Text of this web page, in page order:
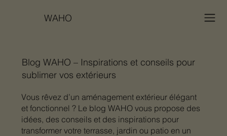
WAHO
Blog WAHO – Inspirations et conseils pour
sublimer vos extérieurs
Vous rêvez d’un aménagement extérieur élégant
et fonctionnel ? Le blog WAHO vous propose des
idées, des conseils et des inspirations pour
transformer votre terrasse, jardin ou patio en un